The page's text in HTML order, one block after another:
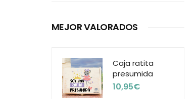
MEJOR VALORADOS
Caja ratita
presumida
10,95€